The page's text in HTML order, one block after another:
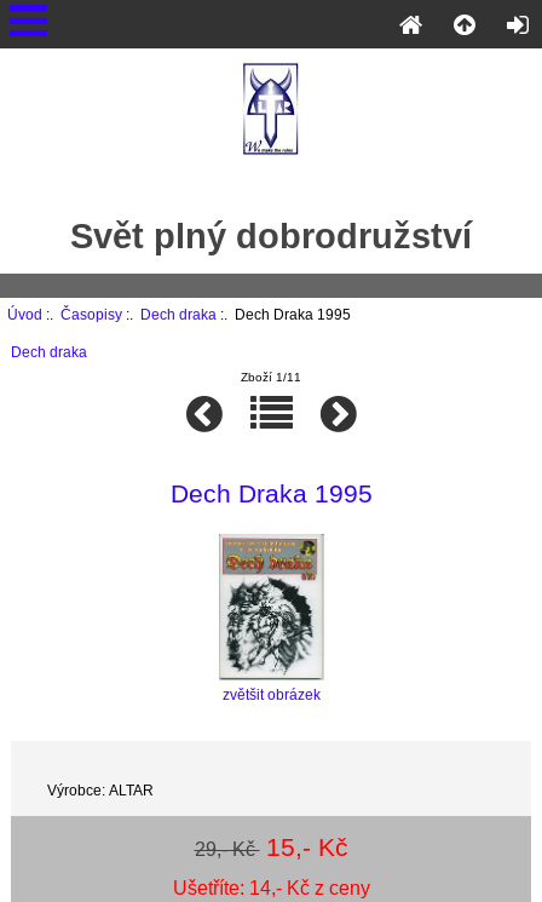
Svět plný dobrodružství
Úvod :. Časopisy:. Dech draka :. Dech Draka 1995
Dech draka
Zboží 1/11
Dech Draka 1995
zvětšit obrázek
Výrobce: ALTAR
29,- Kč 15,- Kč
Ušetříte: 14,- Kč z ceny